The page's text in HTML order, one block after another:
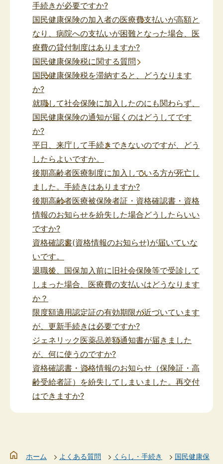
手続きが必要ですか?
国民健康保険の加入者の医療費支払いが高額と
なり、病院への支払いが困難となった場合、医
療費の貸付制度はありますか?
国民健康保険税に関する質問
国民健康保険税を滞納すると、どうなります
か?
就職して社会保険に加入したのにも関わらず、
国民健康保険の通知が届くのはどうしてです
か?
平日、来庁して手続きできないのですが、どう
したらよいですか。
後期高齢者医療制度に加入している方が死亡し
ました。手続きはありますか?
後期高齢者医療被保険者証・資格確認書・資格
情報のお知らせを紛失した場合どうしたらいい
ですか?
資格確認書(資格情報のお知らせ)が届いていな
いです。
退職後、国保加入前に旧社会保険等で受診して
しまった場合、医療費の支払いはどうなります
か？
限度額適用認定証の有効期限が近づいています
が、更新手続きは必要ですか?
ジェネリック医薬品差額通知書が届きました
が、何に使うのですか?
資格確認書・資格情報のお知らせ（保険証・高
齢受給者証）を紛失してしまいました。再交付
はできますか?
ホーム よくある質問 くらし・手続き
国民健康保